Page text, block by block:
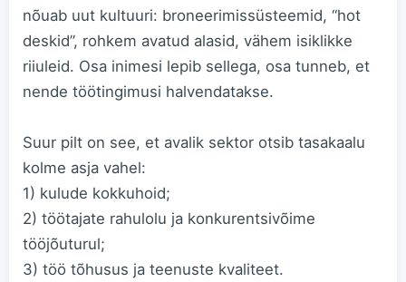
nõuab uut kultuuri: broneerimissüsteemid, “hot
deskid”, rohkem avatud alasid, vähem isiklikke
riiuleid. Osa inimesi lepib sellega, osa tunneb, et
nende töötingimusi halvendatakse.
Suur pilt on see, et avalik sektor otsib tasakaalu
kolme asja vahel:
1) kulude kokkuhoid;
2) töötajate rahulolu ja konkurentsivõime
tööjõuturul;
3) töö tõhusus ja teenuste kvaliteet.